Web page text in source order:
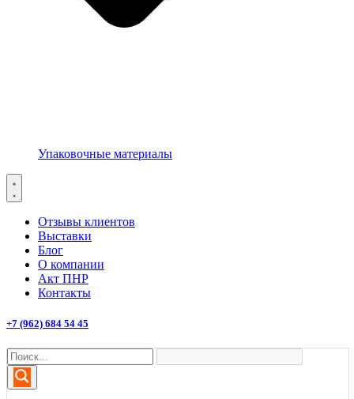
Упаковочные материалы
Отзывы клиентов
Выставки
Блог
О компании
Акт ПНР
Контакты
+7 (962) 684 54 45